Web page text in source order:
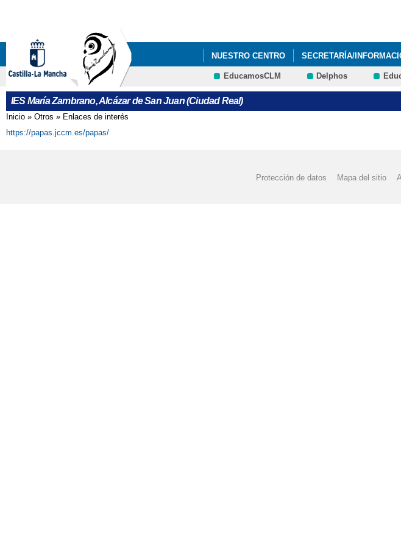
NUESTRO CENTRO SECRETARÍA/
EducamosCLM Delphos
IES María Zambrano, Alcázar de San Juan (Ciudad Real)
Se encuentra usted aquí
Inicio » Otros » Enlaces de interés
https://papas.jccm.es/papas/
Protección de datos Mapa del sitio